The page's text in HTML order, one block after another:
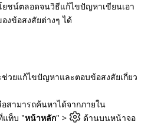
ชน์ตลอดจนวิธีแก้ไขปัญหาเขียนเอา
งข้อสงสัยต่างๆ ได้
ช่วยแก้ไขปัญหาและตอบข้อสงสัยเกี่ยว
สามารถค้นหาได้จากภายใน
แท็บ "หน้าหลัก" >
ด้านบนหน้าจอ